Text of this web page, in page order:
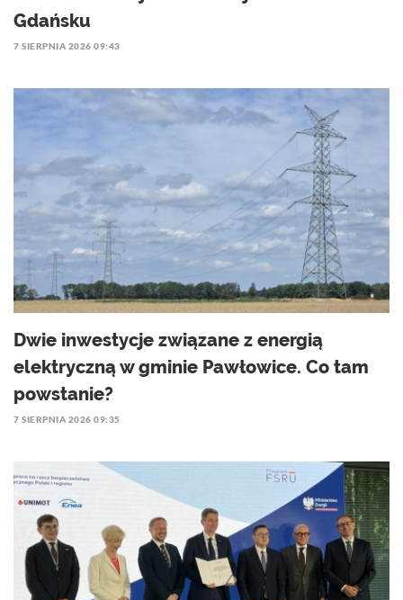
Gdańsku
7 SIERPNIA 2026 09:43
Dwie inwestycje związane z energią
elektryczną w gminie Pawłowice. Co tam
powstanie?
7 SIERPNIA 2026 09:35